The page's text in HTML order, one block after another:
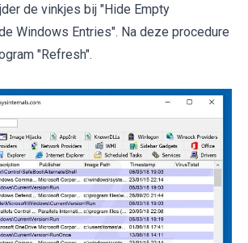
de vinkjes bij "Hide Empty
Windows Entries". Na deze procedure
"Refresh".